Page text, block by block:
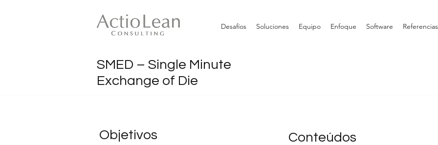
Desafíos Soluciones Equipo Enfoque Software Referencias
SMED – Single Minute
Exchange of Die
Objetivos Conteúdos